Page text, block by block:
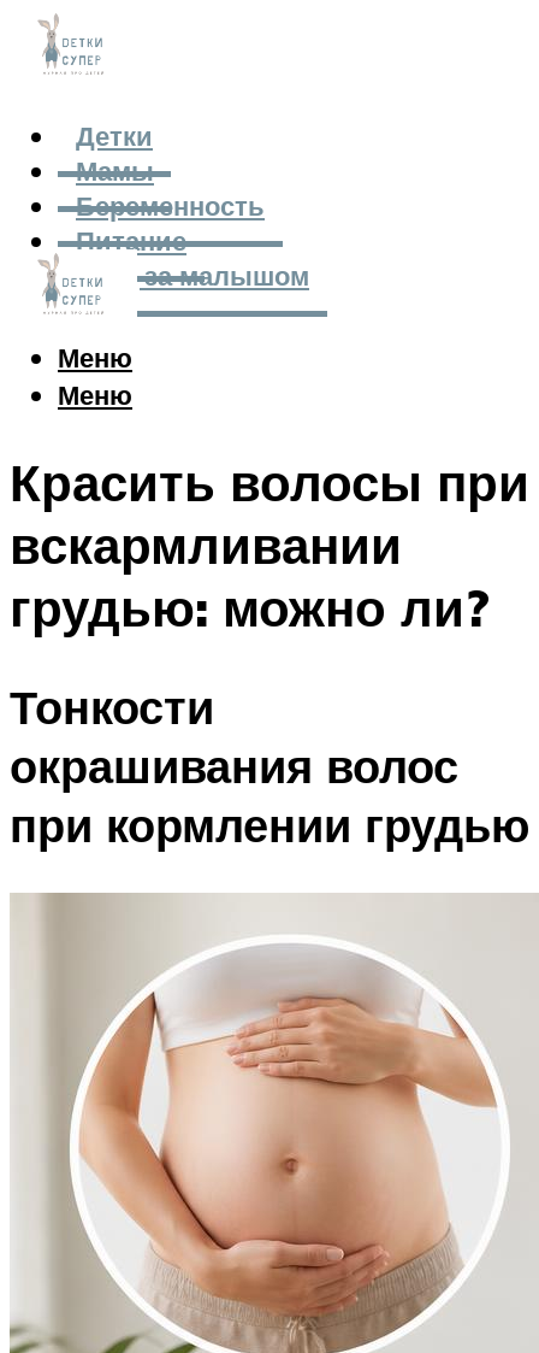
Детки
Мамы
Беременность
Питание
Уход за малышом
Меню
Меню
Красить волосы при
вскармливании
грудью: можно ли?
Тонкости
окрашивания волос
при кормлении грудью